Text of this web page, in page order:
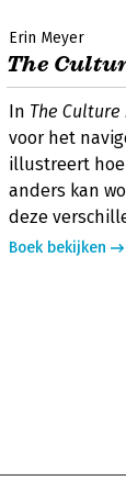
Erin Meyer
The
In The Culture
voor het
illustreert
anders kan
deze
Boek bekijken